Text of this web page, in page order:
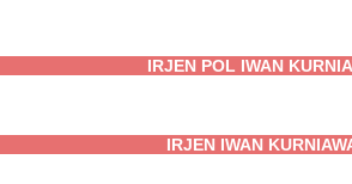
IRJEN POL IWAN
IRJEN IWAN